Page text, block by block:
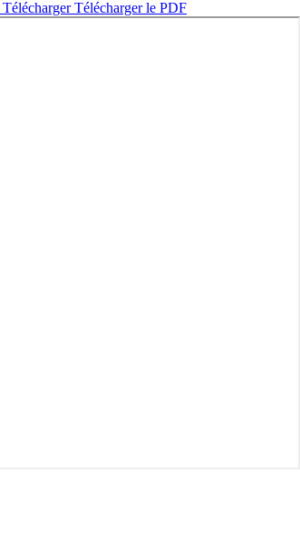
TéléchargerTélécharger le PDF